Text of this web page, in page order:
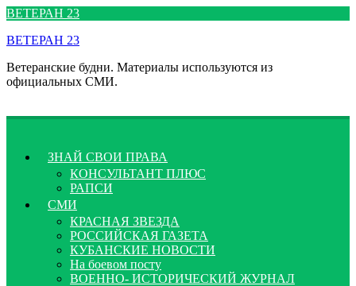
Перейти
содержимому
ВЕТЕРАН 23
ВЕТЕРАН 23
Ветеранские будни. Материалы используются из
официальных СМИ.
ЗНАЙ СВОИ ПРАВА
КОНСУЛЬТАНТ ПЛЮС
РАПСИ
СМИ
КРАСНАЯ ЗВЕЗДА
РОССИЙСКАЯ ГАЗЕТА
КУБАНСКИЕ НОВОСТИ
На боевом посту
ВОЕННО- ИСТОРИЧЕСКИЙ ЖУРНАЛ